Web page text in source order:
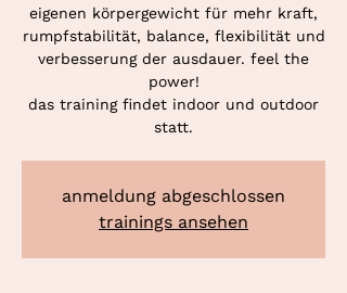
eigenen körpergewicht für mehr kraft,
rumpfstabilität, balance, flexibilität und
verbesserung der ausdauer. feel the
power!
das training findet indoor und outdoor
statt.
anmeldung abgeschlossen
trainings ansehen